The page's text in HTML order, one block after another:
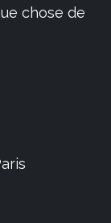
chose de